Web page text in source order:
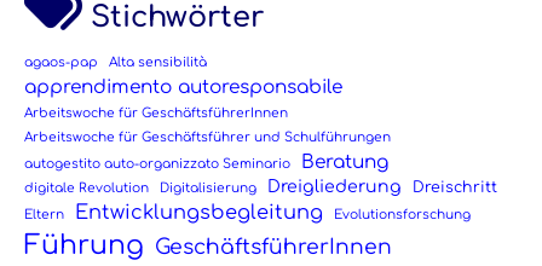
Stichwörter
agaos-pap Alta sensibilità
apprendimento autoresponsabile
Arbeitswoche für GeschäftsführerInnen
Arbeitswoche für Geschäftsführer und Schulführungen
autogestito auto-organizzato Seminario
Beratung
digitale Revolution Digitalisierung Dreigliederung Dreischritt
Eltern Entwicklungsbegleitung Evolutionsforschung
Führung GeschäftsführerInnen